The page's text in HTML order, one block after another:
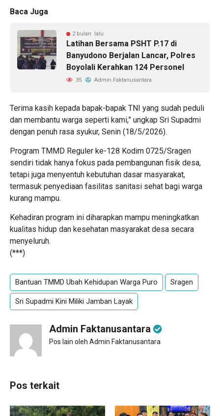
Baca Juga
2 bulan lalu
Latihan Bersama PSHT P.17 di
Banyudono Berjalan Lancar, Polres
Boyolali Kerahkan 124 Personel
35 Admin Faktanusantara
Terima kasih kepada bapak-bapak TNI yang sudah peduli
dan membantu warga seperti kami,” ungkap Sri Supadmi
dengan penuh rasa syukur, Senin (18/5/2026).
Program TMMD Reguler ke-128 Kodim 0725/Sragen
sendiri tidak hanya fokus pada pembangunan fisik desa,
tetapi juga menyentuh kebutuhan dasar masyarakat,
termasuk penyediaan fasilitas sanitasi sehat bagi warga
kurang mampu.
Kehadiran program ini diharapkan mampu meningkatkan
kualitas hidup dan kesehatan masyarakat desa secara
menyeluruh.
(***)
Bantuan TMMD Ubah Kehidupan Warga Puro Sragen
Sri Supadmi Kini Miliki Jamban Layak
Admin Faktanusantara
Pos lain oleh Admin Faktanusantara
Pos terkait